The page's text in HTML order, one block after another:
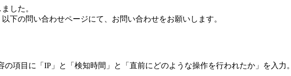
した。
下の問い合わせページにて、お問い合わせをお願いします。
項目に「IP」と「検知時間」と「直前にどのような操作を行われたか」を入力。